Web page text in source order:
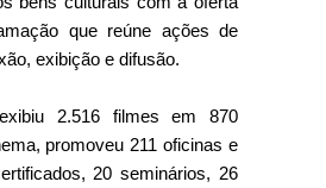
que reúne ações de
exibição e difusão.
2.516 filmes em 870
promoveu 211 oficinas e
20 seminários, 26